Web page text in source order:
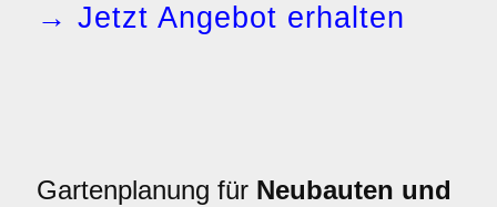
→ Jetzt Angebot erhalten
Gartenplanung für Neubauten und